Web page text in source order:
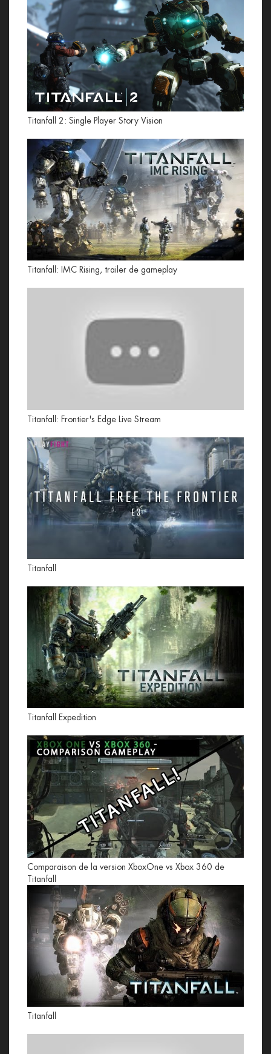
Titanfall 2: Single Player Story Vision
Titanfall: IMC Rising, trailer de gameplay
Titanfall: Frontier's Edge Live Stream
Titanfall
Titanfall Expedition
Comparaison de la version XboxOne vs Xbox 360 de
Titanfall
Titanfall